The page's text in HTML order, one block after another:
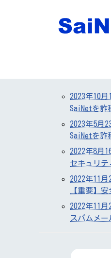
2023年10月
SaiNetを詐
2023年5月
SaiNetを詐
2022年8月
セキュリテ
2022年11月
【重要】
2022年11月
スパムメ